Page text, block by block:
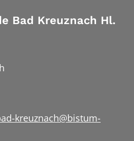
Bad Kreuznach Hl.
kreuznach@bistum-